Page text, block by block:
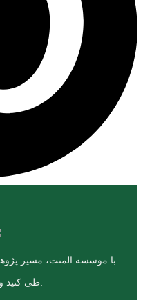
با موسسه المنت، مسیر
طی کنید و موفقیت تحصیلی خود را تضمین کنید.